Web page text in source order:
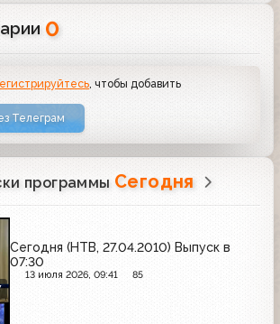
0
, чтобы добавить
Телеграм
программы Сегодня
Сегодня (НТВ, 27.04.2010) Выпуск в
07:30
13 июля 2026, 09:41 85